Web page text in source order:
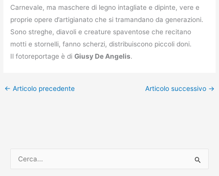
Carnevale, ma maschere di legno intagliate e dipinte, vere e
proprie opere d’artigianato che si tramandano da generazioni.
Sono streghe, diavoli e creature spaventose che recitano
motti e stornelli, fanno scherzi, distribuiscono piccoli doni.
Il fotoreportage è diGiusy De Angelis.
← Articolo precedente Articolo successivo →